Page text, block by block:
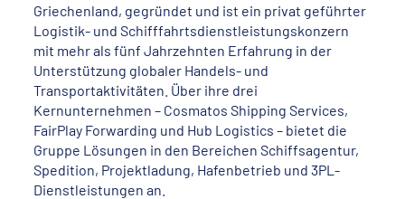
Griechenland, gegründet und ist ein privat geführter
Logistik- und Schifffahrtsdienstleistungskonzern
mit mehr als fünf Jahrzehnten Erfahrung in der
Unterstützung globaler Handels- und
Transportaktivitäten. Über ihre drei
Kernunternehmen – Cosmatos Shipping Services,
FairPlay Forwarding und Hub Logistics – bietet die
Gruppe Lösungen in den Bereichen Schiffsagentur,
Spedition, Projektladung, Hafenbetrieb und 3PL-
Dienstleistungen an.